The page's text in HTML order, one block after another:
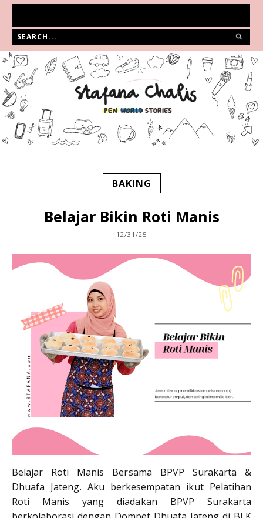
BAKING
Belajar Bikin Roti Manis
12/31/25
Belajar Roti Manis Bersama BPVP Surakarta &
Dhuafa Jateng. Aku berkesempatan ikut Pelatihan
Roti Manis yang diadakan BPVP Surakarta